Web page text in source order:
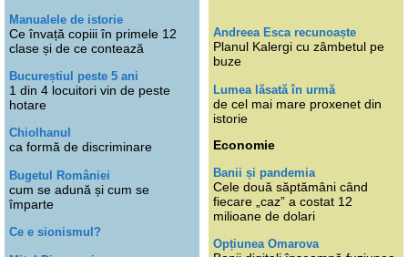
Manualele de istorie
Ce învață copiii în primele 12
clase și de ce contează
Bucureștiul peste 5 ani
1 din 4 locuitori vin de peste
hotare
Chiolhanul
ca formă de discriminare
Bugetul României
cum se adună și cum se
împarte
Ce e sionismul?
Andreea Esca recunoaște
Planul Kalergi cu zâmbetul pe
buze
Lumea lăsată în urmă
de cel mai mare proxenet din
istorie
Economie
Banii și pandemia
Cele două săptămâni când
fiecare „caz” a costat 12
milioane de dolari
Opțiunea Omarova